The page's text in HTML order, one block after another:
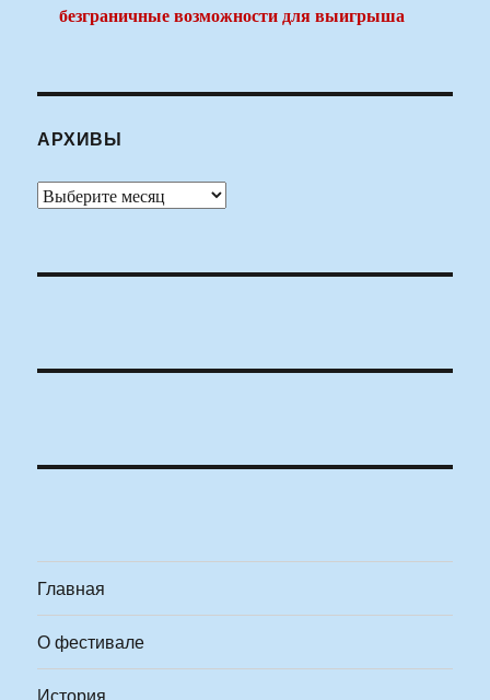
безграничные возможности для выигрыша
АРХИВЫ
Архивы
Главная
О фестивале